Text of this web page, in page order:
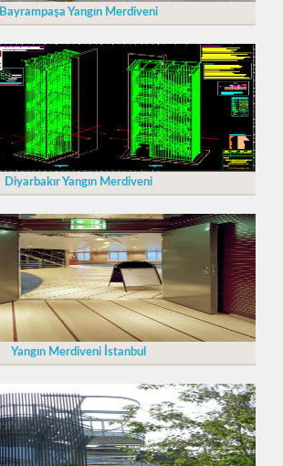
Bayrampaşa Yangın Merdiveni
Diyarbakır Yangın Merdiveni
Yangın Merdiveni İstanbul